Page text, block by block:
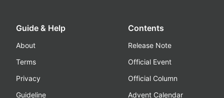
Guide & Help
About
Terms
Privacy
Guideline
Contents
Release Note
Official Event
Official Column
Advent Calendar